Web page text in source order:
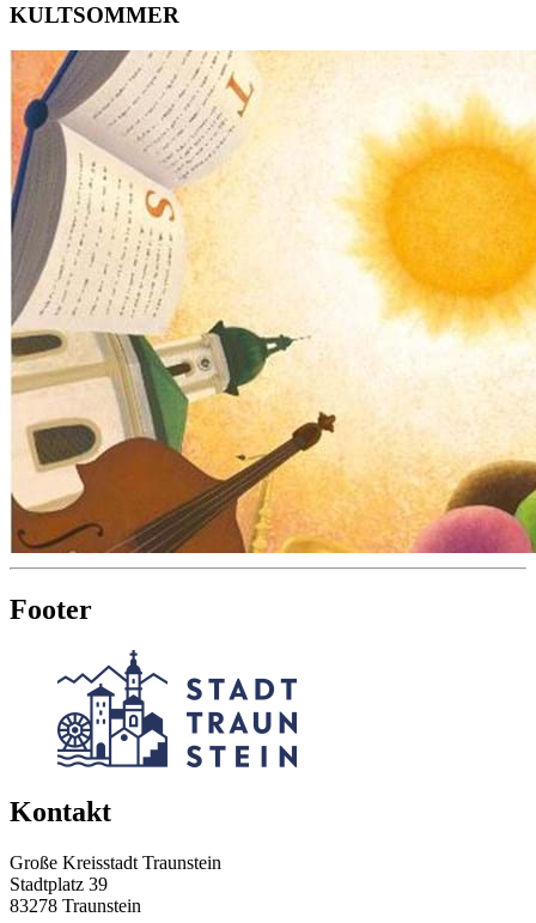
KULTSOMMER
Footer
Kontakt
Große Kreisstadt Traunstein
Stadtplatz 39
83278 Traunstein